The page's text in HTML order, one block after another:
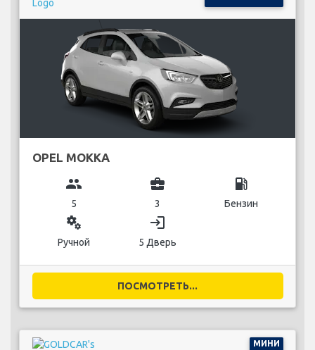
OPEL MOKKA
group
5
business_center
3
local_gas_station
Бензин
miscellaneous_services
Ручной
login
5 Дверь
ПОСМОТРЕТЬ...
МИНИ